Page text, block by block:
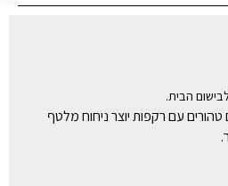
לבישום הבית.
עם רקפות יוצר ניחוח מלטף